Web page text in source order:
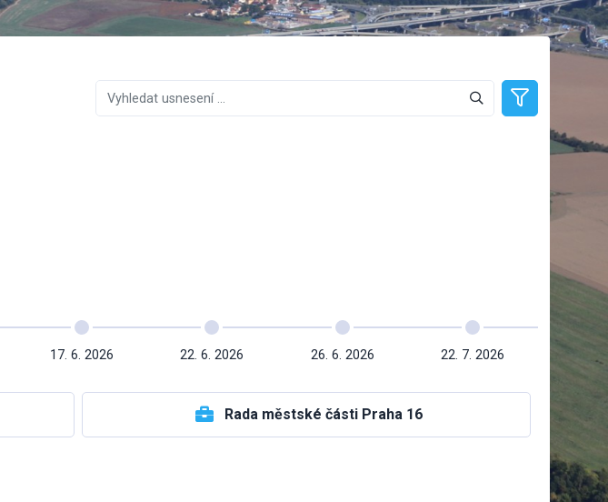
17. 6. 2026 22. 6. 2026 26. 6. 2026 22. 7. 2026
 Rada městské části Praha 16